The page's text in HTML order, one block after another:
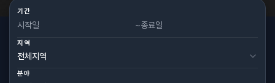
기간
~
지역
분야